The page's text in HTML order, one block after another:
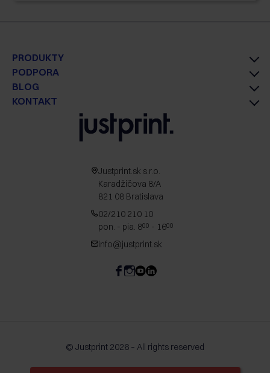
PRODUKTY
PODPORA
BLOG
KONTAKT
Justprint.sk s.r.o.
Karadžičova 8/A
821 08 Bratislava
02/210 210 10
pon. - pia. 800 - 1600
info@justprint.sk
© Justprint 2026 – All rights reserved